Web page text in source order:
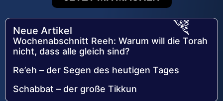
Neue Artikel
Wochenabschnitt Reeh: Warum will die Torah
nicht, dass alle gleich sind?
Re’eh – der Segen des heutigen Tages
Schabbat – der große Tikkun